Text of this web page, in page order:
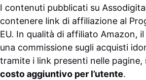
I contenuti pubblicati su
contenere link di affiliazione al
EU. In qualità di affiliato Amazon,
una commissione sugli acquisti
tramite i link presenti nelle pagine,
costo aggiuntivo per l’utente.